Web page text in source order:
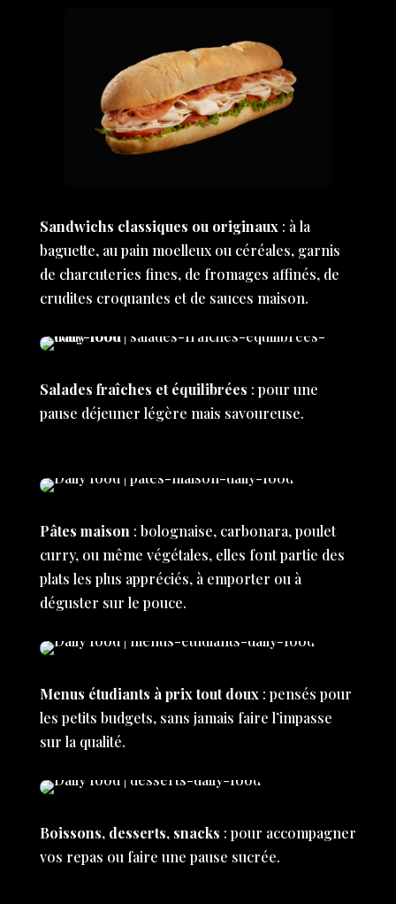
Sandwichs classiques ou originaux : à la
baguette, au pain moelleux ou céréales, garnis
de charcuteries fines, de fromages affinés, de
crudites croquantes et de sauces maison.
Salades fraîches et équilibrées : pour une
pause déjeuner légère mais savoureuse.
Pâtes maison : bolognaise, carbonara, poulet
curry, ou même végétales, elles font partie des
plats les plus appréciés, à emporter ou à
déguster sur le pouce.
Menus étudiants à prix tout doux : pensés pour
les petits budgets, sans jamais faire l’impasse
sur la qualité.
Boissons, desserts, snacks : pour accompagner
vos repas ou faire une pause sucrée.